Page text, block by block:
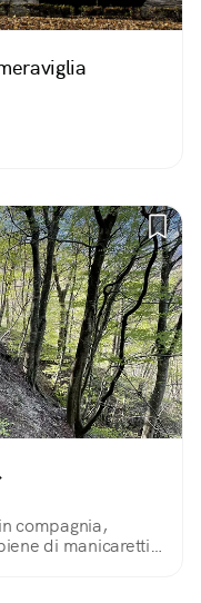
compagnia,
di manicaretti